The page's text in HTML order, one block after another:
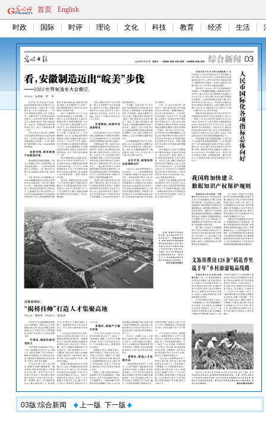
首页 English
时政 国际 时评 理论 文化 科技 教育 经济 生活
03版:综合新闻 上一版 下一版